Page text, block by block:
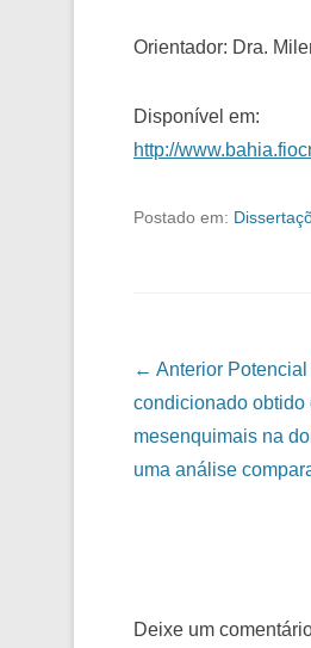
Orientador: Dra.
Disponível em:
http://
Postado em:
Navegação das
← Anterior
condicionado obtido
mesenquimais na
uma análise
Deixe um